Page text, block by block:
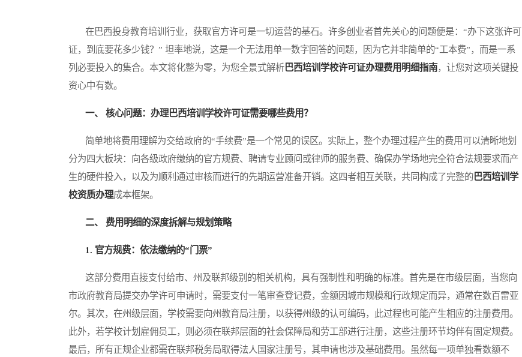
在巴西投身教育培训行业，获取官方许可是一切运营的基石。许多创业者首先关心的问题便是：“办下这张许可
证，到底要花多少钱？” 坦率地说，这是一个无法用单一数字回答的问题，因为它并非简单的“工本费”，而是一系
列必要投入的集合。本文将化整为零，为您全景式解析巴西培训学校许可证办理费用明细指南，让您对这项关键投
资心中有数。
一、 核心问题：办理巴西培训学校许可证需要哪些费用？
简单地将费用理解为交给政府的“手续费”是一个常见的误区。实际上，整个办理过程产生的费用可以清晰地划
分为四大板块：向各级政府缴纳的官方规费、聘请专业顾问或律师的服务费、确保办学场地完全符合法规要求而产
生的硬件投入，以及为顺利通过审核而进行的先期运营准备开销。这四者相互关联，共同构成了完整的巴西培训学
校资质办理成本框架。
二、 费用明细的深度拆解与规划策略
1. 官方规费：依法缴纳的“门票”
这部分费用直接支付给市、州及联邦级别的相关机构，具有强制性和明确的标准。首先是在市级层面，当您向
市政府教育局提交办学许可申请时，需要支付一笔审查登记费，金额因城市规模和行政规定而异，通常在数百雷亚
尔。其次，在州级层面，学校需要向州教育局注册，以获得州级的认可编码，此过程也可能产生相应的注册费用。
此外，若学校计划雇佣员工，则必须在联邦层面的社会保障局和劳工部进行注册，这些注册环节均伴有固定规费。
最后，所有正规企业都需在联邦税务局取得法人国家注册号，其申请也涉及基础费用。虽然每一项单独看数额不